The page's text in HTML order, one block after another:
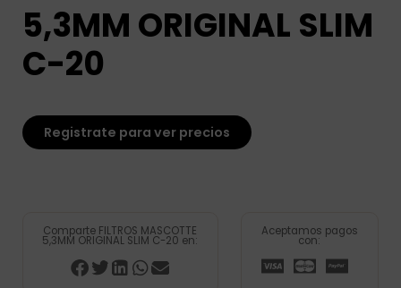
5,3MM ORIGINAL SLIM
C-20
Registrate para ver precios
Comparte FILTROS MASCOTTE
5,3MM ORIGINAL SLIM C-20 en:
Aceptamos pagos
con: